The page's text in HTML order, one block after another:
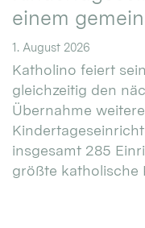
einem
1. August 2026
Katholino feiert
gleichzeitig den
Übernahme
insgesamt 285
größte katholische